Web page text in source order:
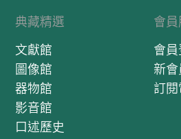
典藏精選
文獻館
圖像館
器物館
影音館
口述歷史
會
會員
新
訂